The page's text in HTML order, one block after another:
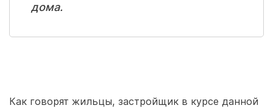
дома.
Как говорят жильцы, застройщик в курсе данной